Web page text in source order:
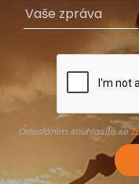
Odesláním souhlasíte se